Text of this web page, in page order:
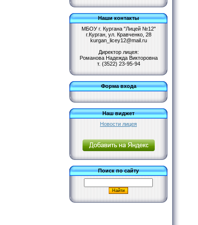
Наши контакты
МБОУ г. Кургана "Лицей №12"
г.Курган, ул. Кравченко, 28
kurgan_licey12@mail.ru
Директор лицея:
Романова Надежда Викторовна
т. (3522) 23-95-94
Форма входа
Наш виджет
Новости лицея
Поиск по сайту